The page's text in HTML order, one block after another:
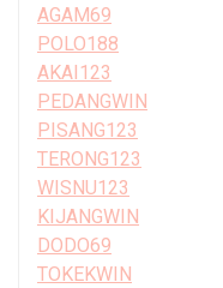
AGAM69
POLO188
AKAI123
PEDANGWIN
PISANG123
TERONG123
WISNU123
KIJANGWIN
DODO69
TOKEKWIN